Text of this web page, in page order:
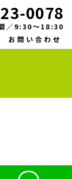
お問い合わせ
0078
／9:30～18:30